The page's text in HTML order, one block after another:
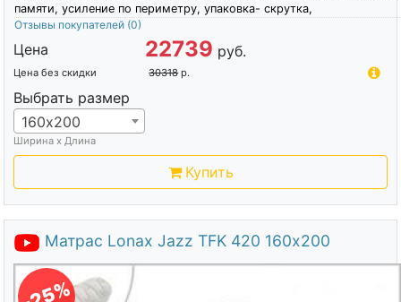
памяти, усиление по периметру, упаковка- скрутка,
Отзывы покупателей (0)
Цена 22739 руб.
Цена без скидки 30318 р.
Выбрать размер
160х200
Ширина х Длина
Купить
Матрас Lonax Jazz TFK 420 160х200